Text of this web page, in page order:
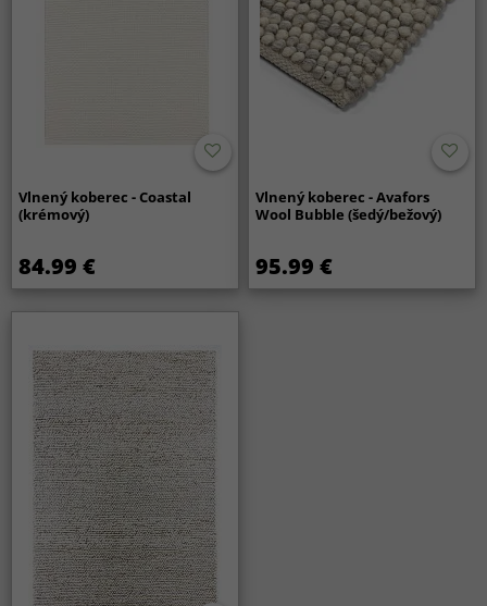
Vlnený koberec - Coastal
(krémový)
84.99 €
Vlnený koberec - Avafors
Wool Bubble (šedý/bežový)
95.99 €